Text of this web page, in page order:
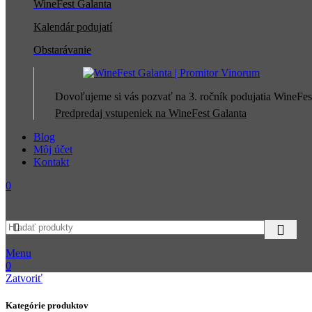
WineFest Galanta
Kalendár podujatí
Obstarávanie
Dovoľujeme si vás pozvať na 3. ročník podujatia
Predpredaj vstupeniek na WineFest Galanta
Blog
Môj účet
Kontakt
0
Menu
0
Zatvoriť
Kategórie produktov